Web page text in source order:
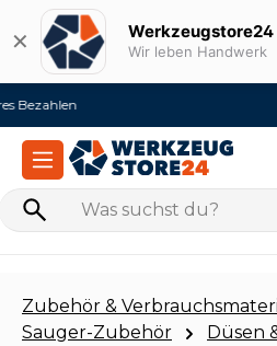
Zum Hauptinhalt springen
✕ Werkzeugstore24
Wir leben Handwerk
Zubehör &
Sauger-Zubehör
Düsen